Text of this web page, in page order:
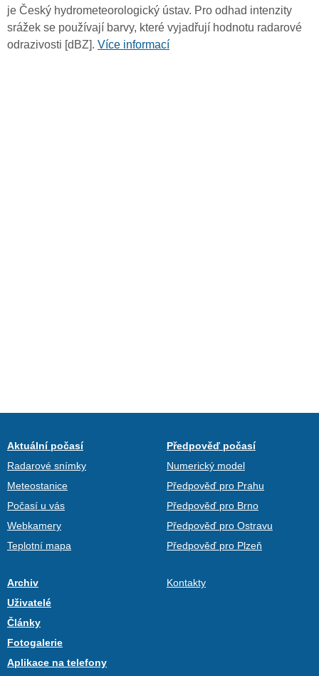
je Český hydrometeorologický ústav. Pro odhad intenzity
srážek se používají barvy, které vyjadřují hodnotu radarové
odrazivosti [dBZ]. Více informací
Aktuální počasí
Radarové snímky
Meteostanice
Počasí u vás
Webkamery
Teplotní mapa
Předpověď počasí
Numerický model
Předpověď pro Prahu
Předpověď pro Brno
Předpověď pro Ostravu
Předpověď pro Plzeň
Archiv
Uživatelé
Články
Fotogalerie
Aplikace na telefony
Kontakty